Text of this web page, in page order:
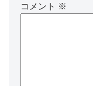
コメント ※